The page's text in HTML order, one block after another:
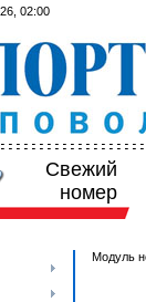
02:00
Свежий
номер
Модуль